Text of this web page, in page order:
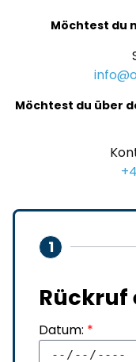
Möchtest du
Möchtest du über
1
Rückruf
Datum: *